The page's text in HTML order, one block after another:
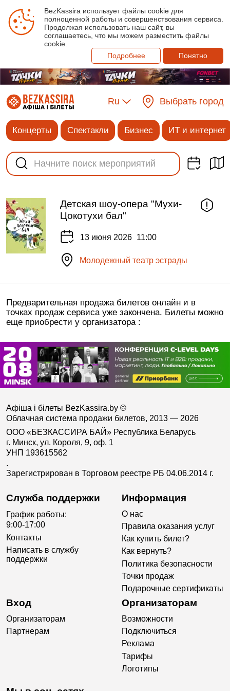
BezKassira использует файлы cookie для
полноценной работы и совершенствования сервиса.
Продолжая использовать наш сайт, вы
соглашаетесь, что мы можем разместить файлы
cookie.
Подробнее
Понятно
Ru Выбрать город
Концерты Спектакли Бизнес ИТ и интернет
Детская шоу-опера "Мухи-
Цокотухи бал"
13 июня 2026 11:00
Молодежный театр эстрады
Предварительная продажа билетов онлайн и в
точках продаж сервиса уже закончена. Билеты можно
еще приобрести у организатора :
Афіша і білеты BezKassira.by ©
Облачная система продажи билетов, 2013 — 2026
ООО «БЕЗКАССИРА БАЙ» Республика Беларусь
г. Минск, ул. Короля, 9, оф. 1
УНП 193615562
.
Зарегистрирован в Торговом реестре РБ 04.06.2014 г.
Служба поддержки
График работы:
9:00-17:00
Контакты
Написать в службу
поддержки
Информация
О нас
Правила оказания услуг
Как купить билет?
Как вернуть?
Политика безопасности
Точки продаж
Подарочные сертификаты
Вход
Организаторам
Партнерам
Организаторам
Возможности
Подключиться
Реклама
Тарифы
Логотипы